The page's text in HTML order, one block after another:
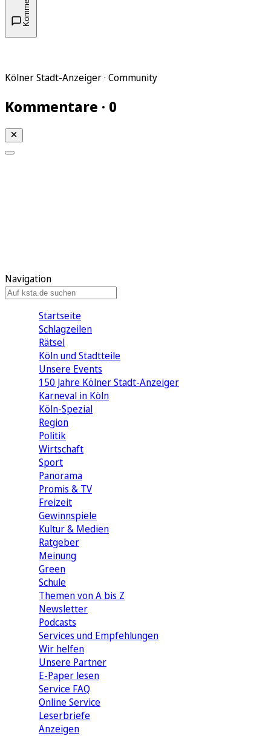
Kölner Stadt-Anzeiger · Community
Kommentare · 0
Navigation
Startseite
Schlagzeilen
Rätsel
Köln und Stadtteile
Unsere Events
150 Jahre Kölner Stadt-Anzeiger
Karneval in Köln
Köln-Spezial
Region
Politik
Wirtschaft
Sport
Panorama
Promis & TV
Freizeit
Gewinnspiele
Kultur & Medien
Ratgeber
Meinung
Green
Schule
Themen von A bis Z
Newsletter
Podcasts
Services und Empfehlungen
Wir helfen
Unsere Partner
E-Paper lesen
Service FAQ
Online Service
Leserbriefe
Anzeigen